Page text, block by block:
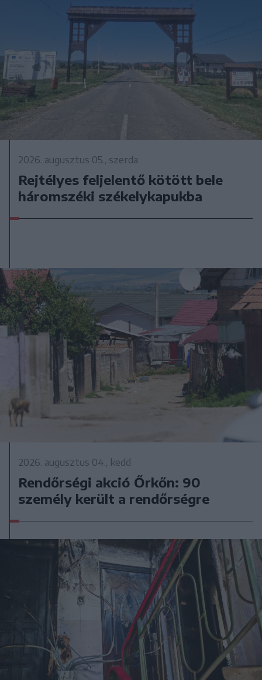
2026. augusztus 05., szerda
Rejtélyes feljelentő kötött bele
háromszéki székelykapukba
2026. augusztus 04., kedd
Rendőrségi akció Őrkőn: 90
személy került a rendőrségre